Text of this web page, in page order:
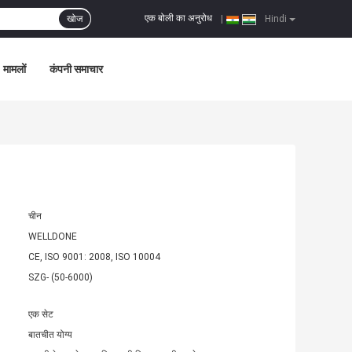
Hindi
एक बोली का अनुरोध
खोज
मामलों कंपनी समाचार
चीन
WELLDONE
CE, ISO 9001: 2008, ISO 10004
SZG- (50-6000)
एक सेट
बातचीत योग्य